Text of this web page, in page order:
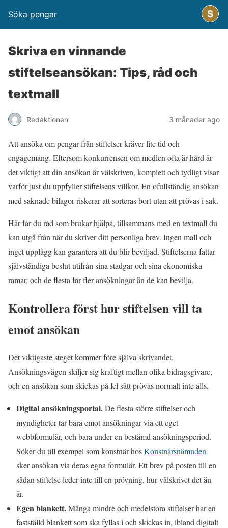
Söka pengar
Skriva en vinnande
stiftelseansökan: Tips, råd och
textmall
Redaktionen 3 månader ago
Att ansöka om pengar från stiftelser kräver lite tid och
engagemang. Eftersom konkurrensen om medlen ofta är hård är
det viktigt att din ansökan är välskriven, komplett och tydligt visar
varför just du uppfyller stiftelsens villkor. En ofullständig ansökan
med saknade bilagor riskerar att sorteras bort utan att prövas i sak.
Här får du råd som brukar hjälpa, tillsammans med en textmall du
kan utgå från när du skriver ditt personliga brev. Ingen mall och
inget upplägg kan garantera att du blir beviljad. Stiftelserna fattar
självständiga beslut utifrån sina stadgar och sina ekonomiska
ramar, och de flesta får fler ansökningar än de kan bevilja.
Kontrollera först hur stiftelsen vill ta
emot ansökan
Det viktigaste steget kommer före själva skrivandet.
Ansökningsvägen skiljer sig kraftigt mellan olika bidragsgivare,
och en ansökan som skickas på fel sätt prövas normalt inte alls.
Digital ansökningsportal.De flesta större stiftelser och
myndigheter tar bara emot ansökningar via ett eget
webbformulär, och bara under en bestämd ansökningsperiod.
Söker du till exempel som konstnär hosKonstnärsnämnden
sker ansökan via deras egna formulär. Ett brev på posten till en
sådan stiftelse leder inte till en prövning, hur välskrivet det än
är.
Egen blankett.Många mindre och medelstora stiftelser har en
fastställd blankett som ska fyllas i och skickas in, ibland digitalt